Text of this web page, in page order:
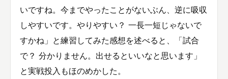
いですね。今までやったことがないぶん、逆に吸収
しやすいです。やりやすい？ 一長一短じゃないで
すかね」と練習してみた感想を述べると、「試合
で？ 分かりません。出せるといいなと思います」
と実戦投入もほのめかした。